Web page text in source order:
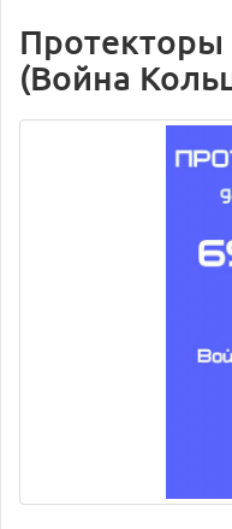
Протекторы
(Война